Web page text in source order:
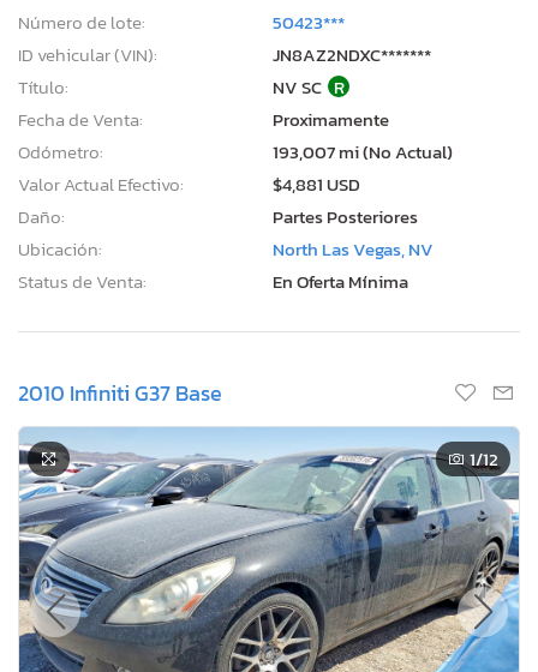
Número de lote:
50423***
ID vehicular (VIN):
JN8AZ2NDXC*******
Título:
NV SC R
Fecha de Venta:
Proximamente
Odómetro:
193,007 mi (No Actual)
Valor Actual Efectivo:
$4,881 USD
Daño:
Partes Posteriores
Ubicación:
North Las Vegas, NV
Status de Venta:
En Oferta Mínima
2010 Infiniti G37 Base
1/12